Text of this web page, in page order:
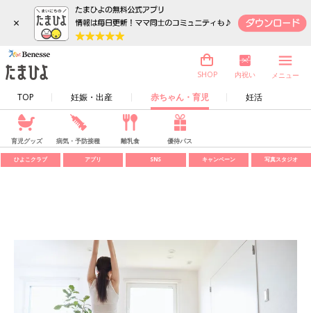
×
TOP 妊娠・出産 赤ちゃん・育児 妊活
SHOP 内祝い メニュー
育児グッズ 病気・予防接種 離乳食 優待パス
ひよこクラブ アプリ SNS キャンペーン 写真スタジオ